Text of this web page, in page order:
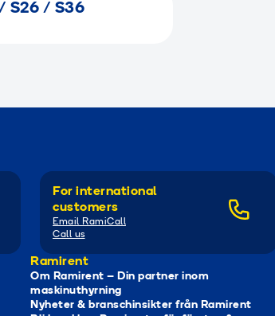
S26 / S36
For international
customers
Email RamiCall
Call us
Ramirent
Om Ramirent – Din partner inom
maskinuthyrning
Nyheter & branschinsikter från Ramirent